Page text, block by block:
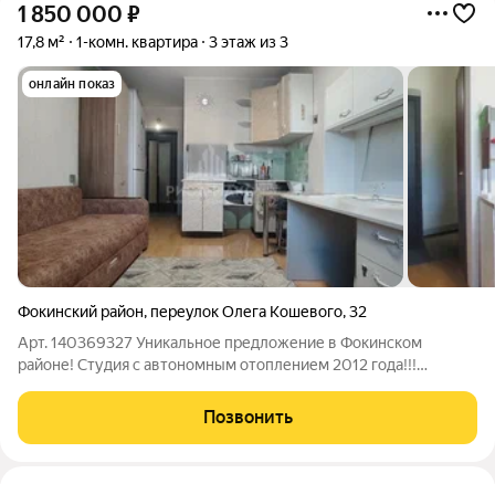
1 850 000 ₽
17,8 м² 1-комн. квартира 3 этаж из 3
онлайн показ
Фокинский район, переулок Олега Кошевого,32
Арт. 140369327 Уникальное предложение в Фокинском
районе! Студия с автономным отоплением 2012 года!!!
Кошевого, д. 32. О доме и застройщике: Малоэтажный
комфорт: всего 3 этажа, кирпичный дом
Позвонить